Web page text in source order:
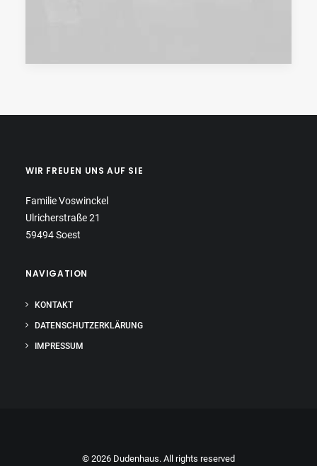
WIR FREUEN UNS AUF SIE
Familie Voswinckel
Ulricherstraße 21
59494 Soest
NAVIGATION
KONTAKT
DATENSCHUTZERKLÄRUNG
IMPRESSUM
© 2026 Dudenhaus. All rights reserved